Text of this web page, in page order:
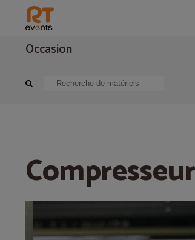
Occasion
Sonorisation Périphérique audio